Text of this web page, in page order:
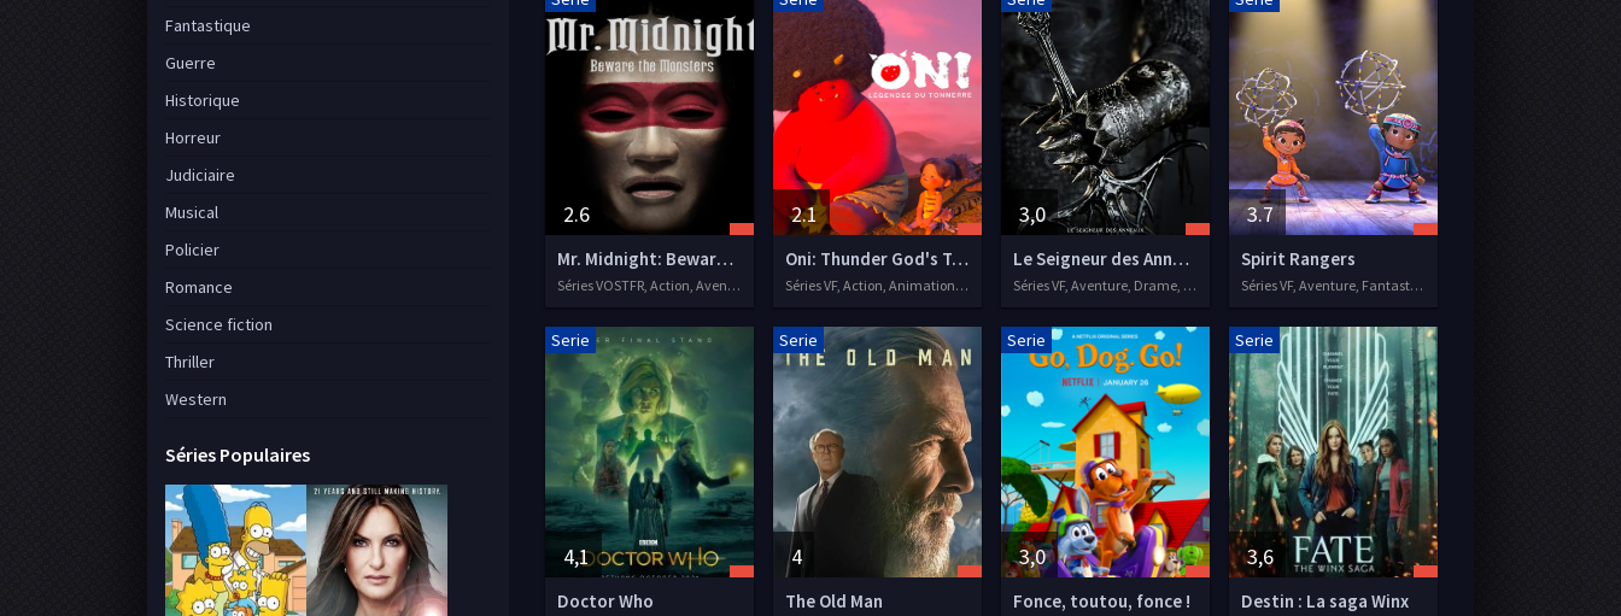
2.6
Mr. Midnight: Beware the Monsters
Séries VOSTFR, Action, Aventure, Comédie
2.1
Oni: Thunder God's Tale
Séries VF, Action, Animation, Aventure
3,0
Le Seigneur des Anneaux : Les Anneaux de Pouvoir
Séries VF, Aventure, Drame, Fantastique
3.7
Spirit Rangers
Séries VF, Aventure, Fantastique, Animation, Famille
4,1
Serie
Doctor Who
4
Serie
The Old Man
3,0
Serie
Fonce, toutou, fonce !
3,6
Serie
Destin : La saga Winx
Fantastique
Guerre
Historique
Horreur
Judiciaire
Musical
Policier
Romance
Science fiction
Thriller
Western
Séries Populaires